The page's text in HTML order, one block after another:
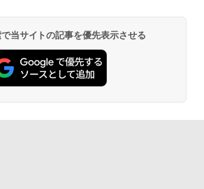
当サイトの記事を優先表示させる